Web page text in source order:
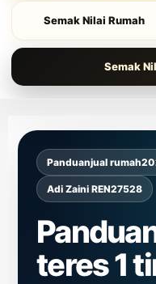
Semak Nilai Rumah
Semak
Panduanjual rumah
Adi Zaini REN27528
teres 1